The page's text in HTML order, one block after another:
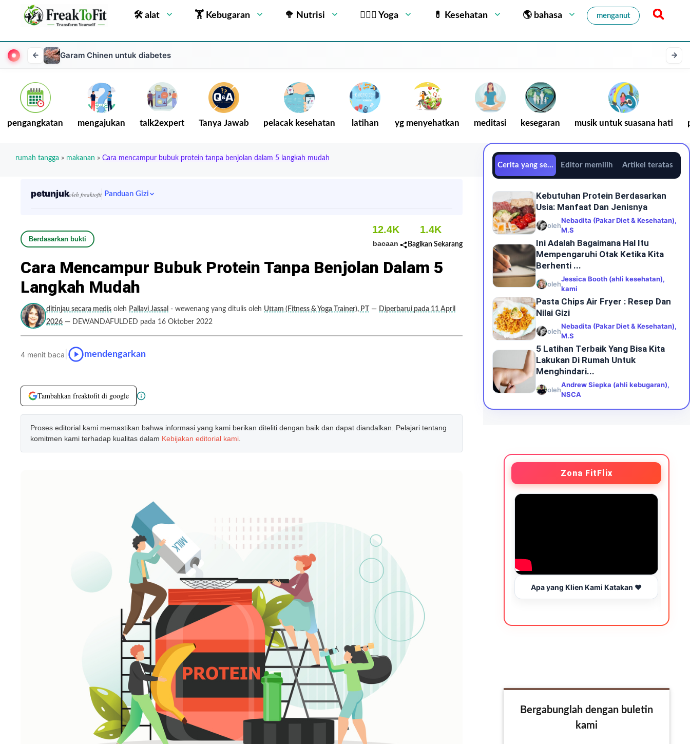
🛠 alat 🏋 Kebugaran 🥦 Nutrisi 🧘🏻‍♂️ Yoga 💊 Kesehatan 🌎 bahasa menganut
Garam Chinen untuk diabetes
pengangkatan mengajukan talk2expert Tanya Jawab pelacak kesehatan latihan yg menyehatkan meditasi kesegaran musik untuk suasana hati
rumah tangga » makanan » Cara mencampur bubuk protein tanpa benjolan dalam 5 langkah mudah
petunjukoleh freaktofit Panduan Gizi
Berdasarkan bukti
12.4K
bacaan
1.4K
Bagikan Sekarang
Cara Mencampur Bubuk Protein Tanpa Benjolan Dalam 5
Langkah Mudah
ditinjau secara medis oleh Pallavi Jassal - wewenang yang ditulis oleh Uttam (Fitness & Yoga Trainer), PT — Diperbarui pada 11 April
2026 — DEWANDAFULDED pada 16 Oktober 2022
4 menit baca mendengarkan
Tambahkan freaktofit di google
Proses editorial kami memastikan bahwa informasi yang kami berikan diteliti dengan baik dan dapat diandalkan. Pelajari tentang
komitmen kami terhadap kualitas dalam Kebijakan editorial kami
Cerita yang sedang trenEditor memilih Artikel teratas
Kebutuhan Protein Berdasarkan
Usia: Manfaat Dan Jenisnya
oleh
Nebadita (Pakar Diet & Kesehatan),
M.S
Ini Adalah Bagaimana Hal Itu
Mempengaruhi Otak Ketika Kita
Berhenti ...
oleh
Jessica Booth (ahli kesehatan),
kami
Pasta Chips Air Fryer : Resep Dan
Nilai Gizi
oleh
Nebadita (Pakar Diet & Kesehatan),
M.S
5 Latihan Terbaik Yang Bisa Kita
Lakukan Di Rumah Untuk
Menghindari...
oleh
Andrew Siepka (ahli kebugaran),
NSCA
Zona FitFlix
Apa yang Klien Kami Katakan ❤️
Bergabunglah dengan buletin
kami